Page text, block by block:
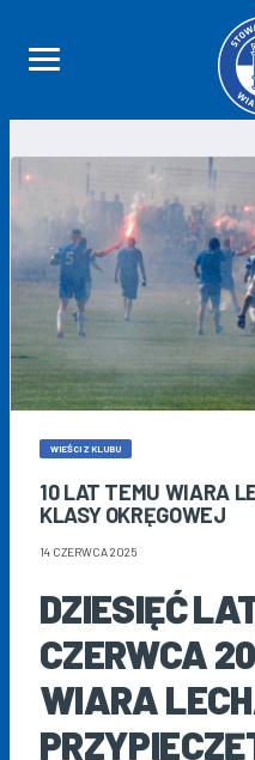
WIEŚCI Z KLUBU
10 LAT TEMU WIARA
KLASY OKRĘGOWEJ
14 CZERWCA 2025
DZIESIĘĆ
CZERWCA
WIARA